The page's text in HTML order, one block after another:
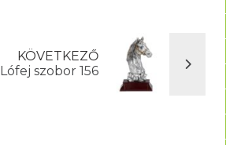
KÖVETKEZŐ
Lófej szobor 156